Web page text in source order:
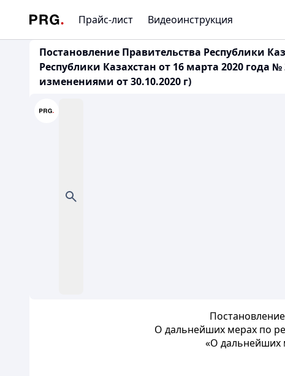
Прайс-лист Видеоинструкция
Постановление Правительства Республики
Республики Казахстан от 16 марта 2020
изменениями от 30.10.2020 г)
О дальнейших мерах по
«О дальнейших